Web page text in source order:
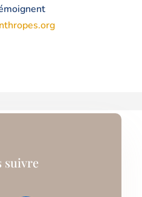
suivre